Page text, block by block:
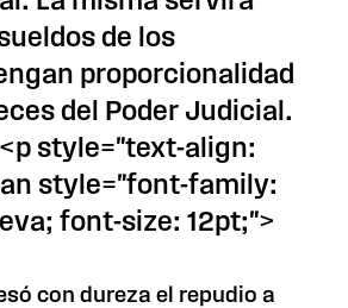
de los
proporcionalidad
del Poder Judicial.
style="text-align:
style="font-family:
font-size: 12pt;">
con dureza el repudio a